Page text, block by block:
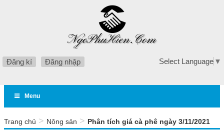
Đăng kí Đăng nhập Select Language ▼
Menu
Trang chủ > Nông sản > Phân tích giá cà phê ngày 3/11/2021